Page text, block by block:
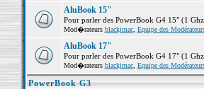
AluBook 15"
Pour parler des PowerBook G4 15" (1
Mod�rateurs blackjmac, Equipe des
AluBook 17"
Pour parler des PowerBook G4 17" (1
Mod�rateurs blackjmac, Equipe des
PowerBook G3